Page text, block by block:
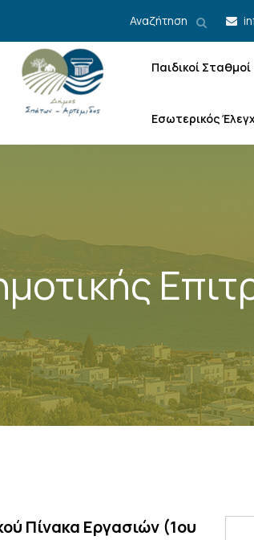
Αναζήτηση
Παιδικοί Σταθμοί
Εσωτερικός
Πίνακα Εργασιών (1ου